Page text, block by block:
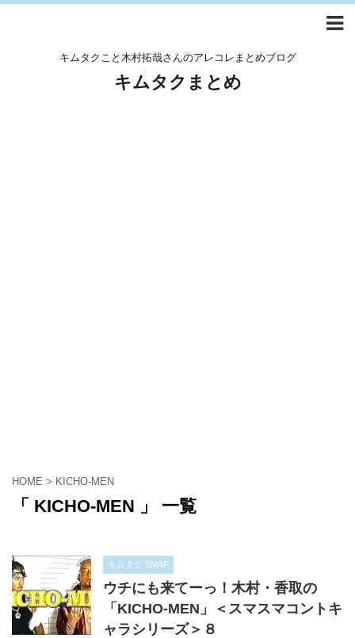
キムタクこと木村拓哉さんのアレコレまとめブログ
キムタクまとめ
HOME > KICHO-MEN
「 KICHO-MEN 」 一覧
キムタク SMAP
ウチにも来てーっ！木村・香取の
「KICHO-MEN」＜スマスマコントキ
ャラシリーズ＞８